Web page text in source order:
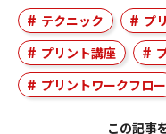
テクニック プ
プリント講座
プリントワークフロー